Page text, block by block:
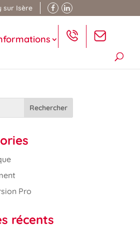
sur Isère
Pro
récents